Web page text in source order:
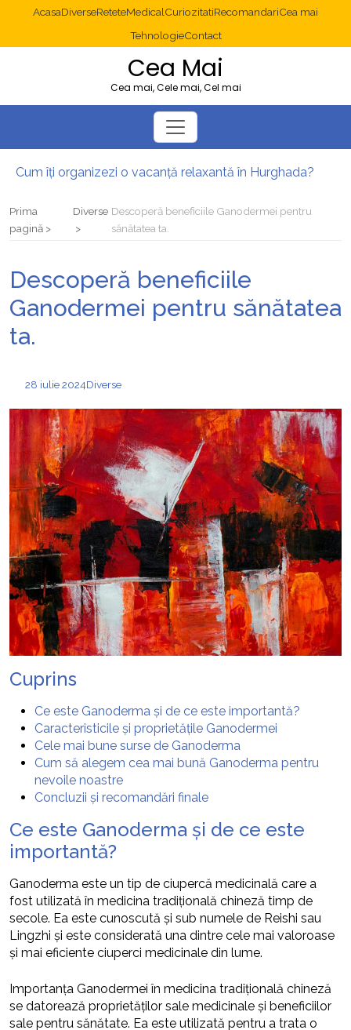
AcasaDiverseReteteMedicalCuriozitatiRecomandariCea mai
TehnologieContact
Cea Mai
Cea mai, Cele mai, Cel mai
Cum îți organizezi o vacanță relaxantă în Hurghada?
Diverticulita: când este necesară operația?
Prima
pagină
Diverse Descoperă beneficiile Ganodermei pentru
sănătatea ta.
Descoperă beneficiile
Ganodermei pentru sănătatea
ta.
28 iulie 2024Diverse
Cuprins
Ce este Ganoderma și de ce este importantă?
Caracteristicile și proprietățile Ganodermei
Cele mai bune surse de Ganoderma
Cum să alegem cea mai bună Ganoderma pentru
nevoile noastre
Concluzii și recomandări finale
Ce este Ganoderma și de ce este
importantă?
Ganoderma este un tip de ciupercă medicinală care a
fost utilizată în medicina tradițională chineză timp de
secole. Ea este cunoscută și sub numele de Reishi sau
Lingzhi și este considerată una dintre cele mai valoroase
și mai eficiente ciuperci medicinale din lume.
Importanța Ganodermei în medicina tradițională chineză
se datorează proprietăților sale medicinale și beneficiilor
sale pentru sănătate. Ea este utilizată pentru a trata o